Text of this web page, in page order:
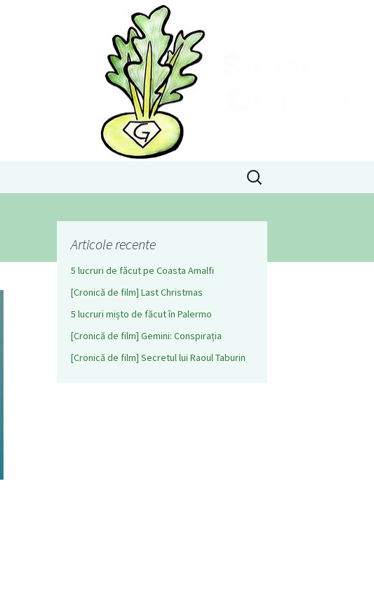
Caută
după:
Articole recente
5 lucruri de făcut pe Coasta Amalfi
[Cronică de film] Last Christmas
5 lucruri mișto de făcut în Palermo
[Cronică de film] Gemini: Conspirația
[Cronică de film] Secretul lui Raoul Taburin